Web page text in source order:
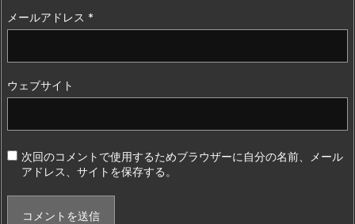
メールアドレス *
ウェブサイト
次回のコメントで使用するためブラウザーに自分の名前、メール
アドレス、サイトを保存する。